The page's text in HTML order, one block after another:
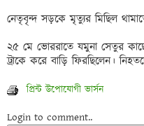
নেতৃবৃন্দ সড়কে মৃত্যুর মিছিল
২৫ মে ভোররাতে যমুনা সেতুর
ট্রাকে করে বাড়ি ফিরছিলেন।
প্রিন্ট উপোযোগী ভার্সন
Login to comment..